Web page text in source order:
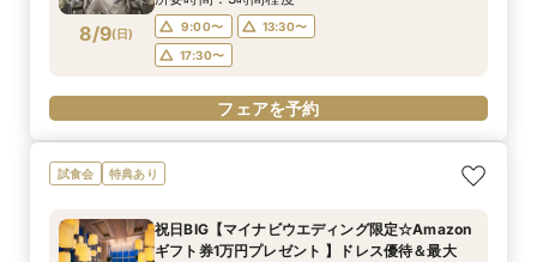
8/9(日) 9:00〜
13:30〜
17:30〜
フェアを予約
試食会 特典あり
祝日BIG【マイナビウエディング限定☆Amazon
ギフト券1万円プレゼント 】ドレス優待＆最大